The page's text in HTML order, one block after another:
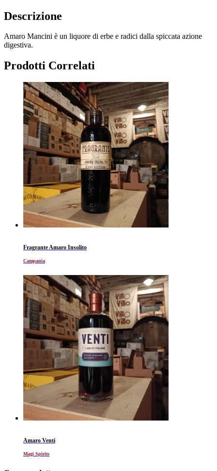
Descrizione
Amaro Mancini è un liquore di erbe e radici dalla spiccata azione
digestiva.
Prodotti Correlati
Fragrante Amaro Insolito
Campania
Amaro Venti
Magi Spirits